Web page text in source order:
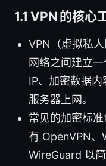
1.1 VPN 的核心
VPN（虚拟私
网络之间建立
IP、加密数据
服务器上网。
常见的加密标
有 OpenVPN、
WireGuard 以